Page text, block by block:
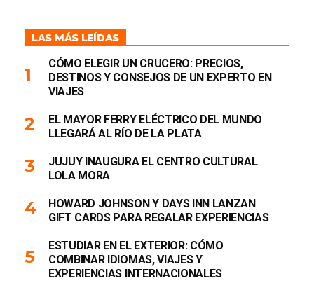
LAS MÁS LEÍDAS
CÓMO ELEGIR UN CRUCERO: PRECIOS,
DESTINOS Y CONSEJOS DE UN EXPERTO EN
VIAJES
EL MAYOR FERRY ELÉCTRICO DEL MUNDO
LLEGARÁ AL RÍO DE LA PLATA
JUJUY INAUGURA EL CENTRO CULTURAL
LOLA MORA
HOWARD JOHNSON Y DAYS INN LANZAN
GIFT CARDS PARA REGALAR EXPERIENCIAS
ESTUDIAR EN EL EXTERIOR: CÓMO
COMBINAR IDIOMAS, VIAJES Y
EXPERIENCIAS INTERNACIONALES